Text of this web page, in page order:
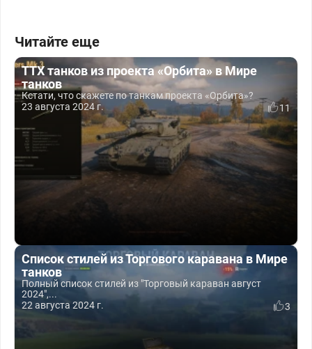
Читайте еще
ТТХ танков из проекта «Орбита» в Мире
танков
Кстати, что скажете по танкам проекта «Орбита»?
23 августа 2024 г.
11
Список стилей из Торгового каравана в Мире
танков
Полный список стилей из "Торговый караван август
2024",...
22 августа 2024 г.
3